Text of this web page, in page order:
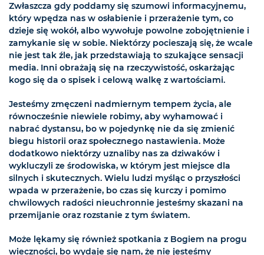
Zwłaszcza gdy poddamy się szumowi informacyjnemu,
który wpędza nas w osłabienie i przerażenie tym, co
dzieje się wokół, albo wywołuje powolne zobojętnienie i
zamykanie się w sobie. Niektórzy pocieszają się, że wcale
nie jest tak źle, jak przedstawiają to szukające sensacji
media. Inni obrażają się na rzeczywistość, oskarżając
kogo się da o spisek i celową walkę z wartościami.
Jesteśmy zmęczeni nadmiernym tempem życia, ale
równocześnie niewiele robimy, aby wyhamować i
nabrać dystansu, bo w pojedynkę nie da się zmienić
biegu historii oraz społecznego nastawienia. Może
dodatkowo niektórzy uznaliby nas za dziwaków i
wykluczyli ze środowiska, w którym jest miejsce dla
silnych i skutecznych. Wielu ludzi myśląc o przyszłości
wpada w przerażenie, bo czas się kurczy i pomimo
chwilowych radości nieuchronnie jesteśmy skazani na
przemijanie oraz rozstanie z tym światem.
Może lękamy się również spotkania z Bogiem na progu
wieczności, bo wydaje się nam, że nie jesteśmy